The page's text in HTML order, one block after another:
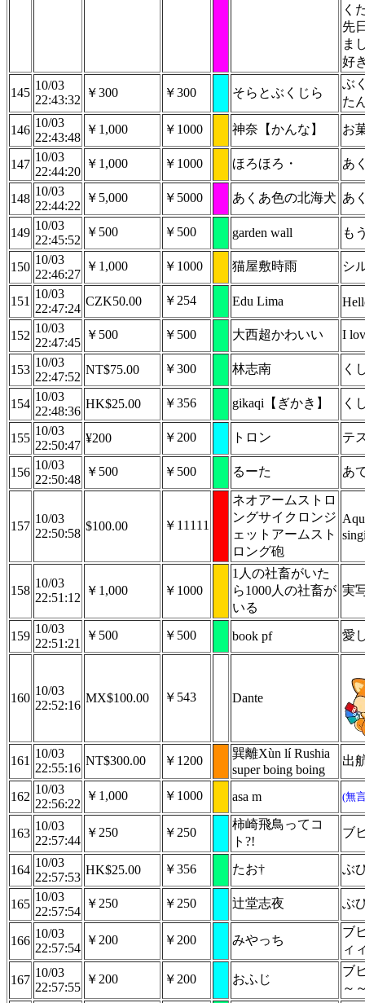
く
先
ま
好
145
10/03
22:43:32
￥300 ￥300 そらとぶくじら
ぶ
た
146
10/03
22:43:48
￥1,000 ￥1000 神奈【かんな】 お
147
10/03
22:44:20
￥1,000 ￥1000 ほろほろ・ あ
148
10/03
22:44:22
￥5,000 ￥5000 あくあ色の北海犬 あ
149
10/03
22:45:52
￥500 ￥500 garden wall も
150
10/03
22:46:27
￥1,000 ￥1000 猫屋敷時雨 シ
151
10/03
22:47:24
CZK50.00 ￥254 Edu Lima
152
10/03
22:47:45
￥500 ￥500 大西超かわいい I
153
10/03
22:47:52
NT$75.00 ￥300 林志南 く
154
10/03
22:48:36
HK$25.00 ￥356 gikaqi【ぎかき】 く
155
10/03
22:50:47
¥200 ￥200 トロン テ
156
10/03
22:50:48
￥500 ￥500 るーた あ
157
10/03
22:50:58
$100.00 ￥11111
ネオアームストロ
ングサイクロンジ
ェットアームスト
ロング砲
158
10/03
22:51:12
￥1,000 ￥1000
1人の社畜がいた
ら1000人の社畜が
いる
実
159
10/03
22:51:21
￥500 ￥500 book pf 愛
160
10/03
22:52:16
MX$100.00 ￥543 Dante
161
10/03
22:55:16
NT$300.00 ￥1200
巽離Xùn lí Rushia
super boing boing
出
162
10/03
22:56:22
￥1,000 ￥1000 asa m (無
163
10/03
22:57:44
￥250 ￥250
柿崎飛鳥ってコ
ト?!
ブ
164
10/03
22:57:53
HK$25.00 ￥356 たお† ぶ
165
10/03
22:57:54
￥250 ￥250 辻堂志夜 ぶ
166
10/03
22:57:54
￥200 ￥200 みやっち
ブ
ィ
167
10/03
22:57:55
￥200 ￥200 おふじ
ブ
～